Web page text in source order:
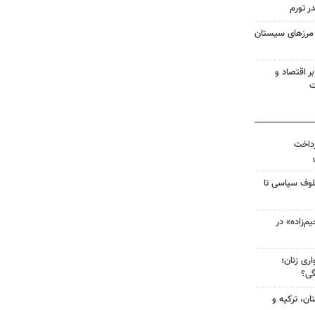
تورم
مرزهای سیستان
اقتصاد و
سیاسی تا
در
زنان؛
ترکیه و